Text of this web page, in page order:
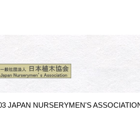
JAPAN NURSERYMEN'S